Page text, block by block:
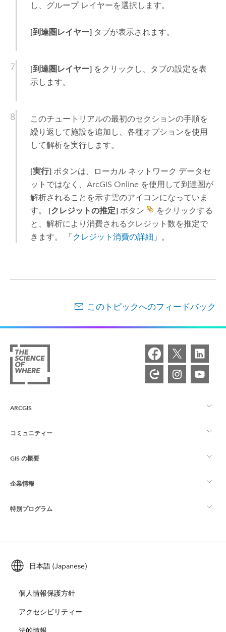
し、グループ レイヤーを選択します。
[到達圏レイヤー]タブが表示されます。
[到達圏レイヤー]をクリックし、タブの設定を表
示します。
このチュートリアルの最初のセクションの手順を
繰り返して施設を追加し、各種オプションを使用
して解析を実行します。
[実行]ボタンは、ローカル ネットワーク データセ
ットではなく、 ArcGIS Onlineを使用して到達圏が
解析されることを示す雲のアイコンになっていま
す。 [クレジットの推定]ボタン
をクリックする
と、解析により消費されるクレジット数を推定で
きます。 「クレジット消費の詳細 」。
このトピックへのフィードバック
ARCGIS
ArcGIS の概要
マッピング
コミュニティー
Esri Community
ArcGIS ブログ
Esri Young Professionals Network
GIS の概要
GIS とは
ロケーション インテリジェンス
トレーニング
ArcUser
ArcNews
ArcWatch
企業情報
Esri について
採用情報
オープンビジョン
特別プログラム
ArcGIS for Student Use
自然保護
日本語 (Japanese)
個人情報保護方針
アクセシビリティー